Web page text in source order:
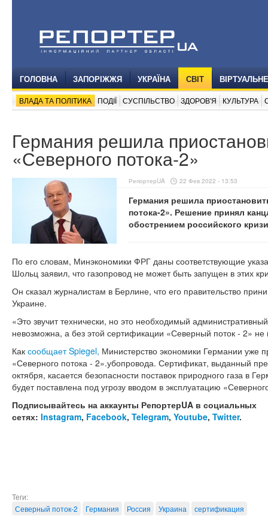
ГОЛОВНА ЗАПОРІЖЖЯ УКРАЇНА СВІТ
ВЛАДА ТА ПОЛІТИКА ПОДІЇ СУСПІЛЬСТВО ЗДОРОВ'Я КУЛЬТУРА
Германия решила
«Северного потока-2»
РепортерUA 22 Фев 2022 - 13:53
Германия решила
потока-2». Решение принял
обострением российского
По его словам, Минэкономики ФРГ даны соответствующие
Шольц заявил, что газопровод не может быть запущен в этих
Он сказал журналистам в Берлине, что его правительство
Украине.
«Это звучит технически, но это необходимый
невозможна, а без этой сертификации «Северный поток - 2»
Как сообщает Spiegel, Министерство экономики Германии уже
«Северного потока - 2».убопровода. Сертификат, выданный
октября, касается безопасности поставок природного газа в
будет поставлена под угрозу вводом в эксплуатацию
Подписывайтесь на аккаунты РепортерUA в социальных
сетях: Instagram, Facebook, Telegram, Youtube, Twitter.
Теги:
Северный поток-2
Германия Россия Украина сертификация